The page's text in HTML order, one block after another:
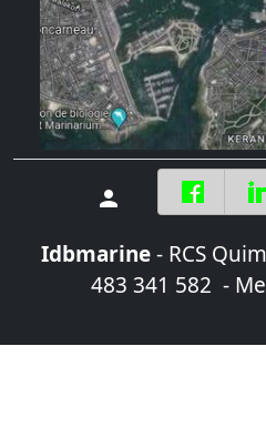
Idbmarine- RCS
483 341 582 -